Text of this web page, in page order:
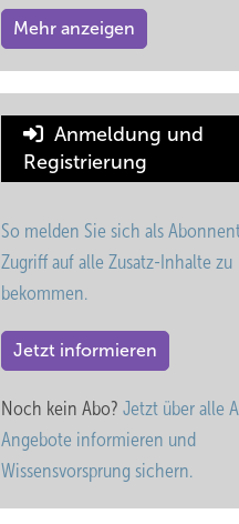
Mehr anzeigen
Anmeldung und
Registrierung
So melden Sie sich als
Zugriff auf alle Zusatz-Inhalte zu
bekommen.
Jetzt informieren
Noch kein Abo? Jetzt über alle
Angebote informieren und
Wissensvorsprung sichern.